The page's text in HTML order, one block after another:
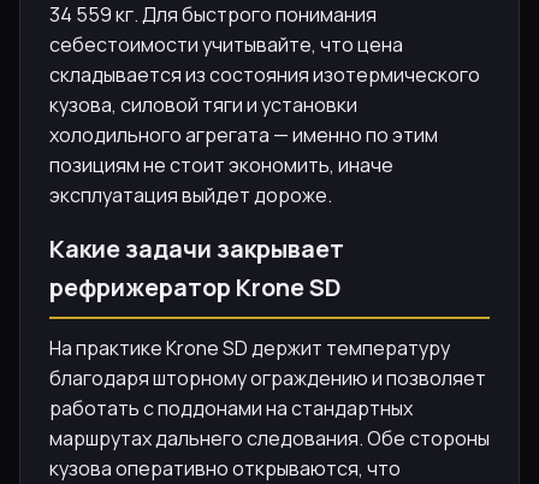
34 559 кг. Для быстрого понимания
себестоимости учитывайте, что цена
складывается из состояния изотермического
кузова, силовой тяги и установки
холодильного агрегата — именно по этим
позициям не стоит экономить, иначе
эксплуатация выйдет дороже.
Какие задачи закрывает
рефрижератор Krone SD
На практике Krone SD держит температуру
благодаря шторному ограждению и позволяет
работать с поддонами на стандартных
маршрутах дальнего следования. Обе стороны
кузова оперативно открываются, что